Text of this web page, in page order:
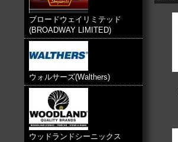
ブロードウェイリミテッド
(BROADWAY LIMITED)
ウォルサーズ(Walthers)
ウッドランドシーニックス